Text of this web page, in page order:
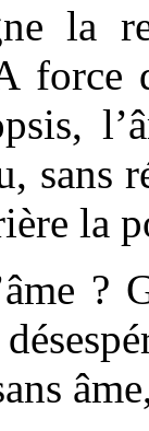
la
force
la
?